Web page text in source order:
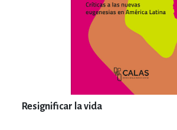
Resignificar la vida